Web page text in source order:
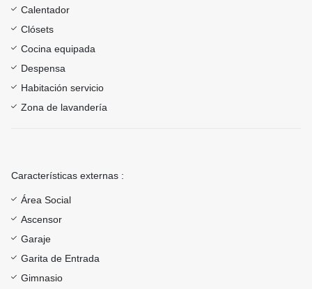
Calentador
Clósets
Cocina equipada
Despensa
Habitación servicio
Zona de lavandería
Características externas :
Área Social
Ascensor
Garaje
Garita de Entrada
Gimnasio